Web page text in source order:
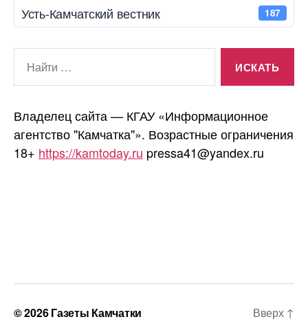
Усть-Камчатский вестник 187
Владелец сайта — КГАУ «Информационное
агентство "Камчатка"». Возрастные ограничения
18+ https://kamtoday.ru pressa41@yandex.ru
© 2026Газеты Камчатки Вверх ↑